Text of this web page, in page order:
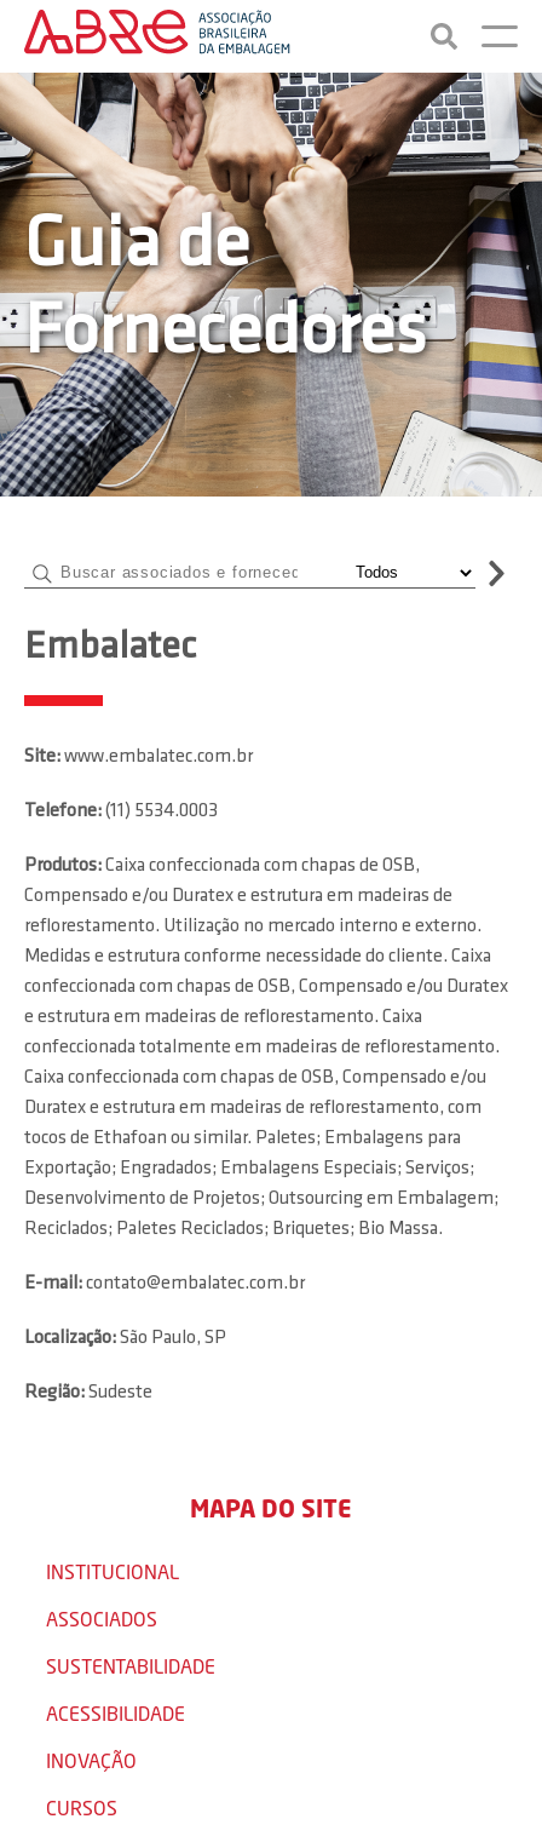
Guia de
Fornecedores
Embalatec
Site:www.embalatec.com.br
Telefone:(11) 5534.0003
Produtos:Caixa confeccionada com chapas de OSB,
Compensado e/ou Duratex e estrutura em madeiras de
reflorestamento. Utilização no mercado interno e externo.
Medidas e estrutura conforme necessidade do cliente. Caixa
confeccionada com chapas de OSB, Compensado e/ou Duratex
e estrutura em madeiras de reflorestamento. Caixa
confeccionada totalmente em madeiras de reflorestamento.
Caixa confeccionada com chapas de OSB, Compensado e/ou
Duratex e estrutura em madeiras de reflorestamento, com
tocos de Ethafoan ou similar. Paletes; Embalagens para
Exportação; Engradados; Embalagens Especiais; Serviços;
Desenvolvimento de Projetos; Outsourcing em Embalagem;
Reciclados; Paletes Reciclados; Briquetes; Bio Massa.
E-mail:contato@embalatec.com.br
Localização:São Paulo, SP
Região:Sudeste
MAPA DO SITE
INSTITUCIONAL
ASSOCIADOS
SUSTENTABILIDADE
ACESSIBILIDADE
INOVAÇÃO
CURSOS